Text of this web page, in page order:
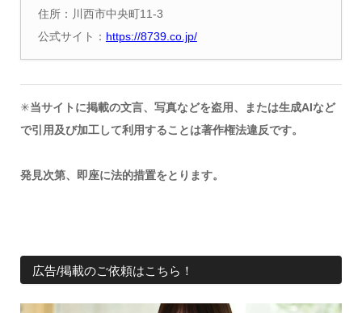
住所：川西市中央町11-3
公式サイト： https://8739.co.jp/
✳︎当サイトに掲載の文言、写真などを盗用、または生成AIなど
で引用及び加工して利用することは著作権法違反です。
発見次第、即座に法的措置をとります。
広告/掲載のご依頼はこちら！